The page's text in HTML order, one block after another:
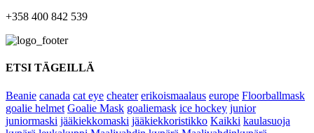
+358 400 842 539
ETSI TÄGEILLÄ
Beanie canada cat eye cheater erikoismaalaus europe Floorballmask
goalie helmet Goalie Mask goaliemask ice hockey junior
juniormaski jääkiekkomaski jääkiekkoristikko Kaikki kaulasuoja